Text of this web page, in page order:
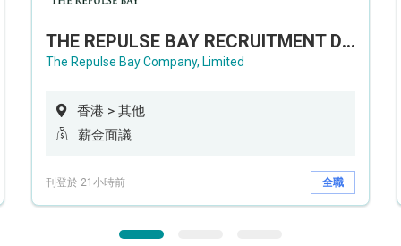
THE REPULSE BAY RECRUITMENT DAY 淺水灣影灣園人才招聘會
The Repulse Bay Company, Limited
香港 > 其他
薪金面議
刊登於 21小時前 全職